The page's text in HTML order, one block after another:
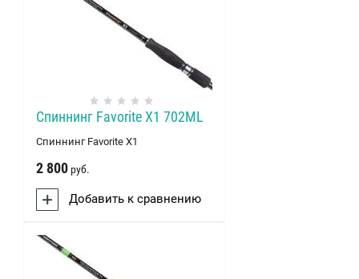
Спиннинг Favorite X1 702ML
Спиннинг Favorite X1
2 800 руб.
Добавить к сравнению